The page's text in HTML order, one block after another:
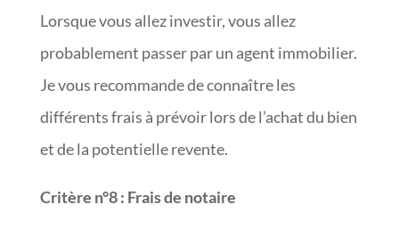
Lorsque vous allez investir, vous allez
probablement passer par un agent immobilier.
Je vous recommande de connaître les
différents frais à prévoir lors de l’achat du bien
et de la potentielle revente.
Critère n°8: Frais de notaire